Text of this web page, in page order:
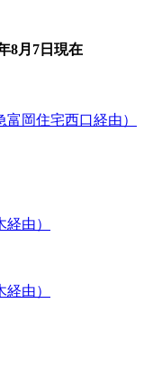
8月7日 現在
岡住宅西口経由）
由）
由）